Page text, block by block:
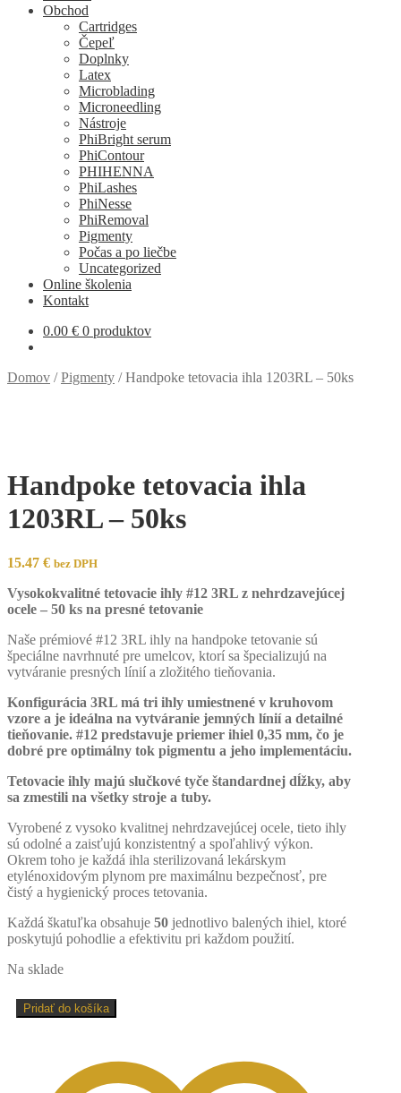
Obchod
Cartridges
Čepeľ
Doplnky
Latex
Microblading
Microneedling
Nástroje
PhiBright serum
PhiContour
PHIHENNA
PhiLashes
PhiNesse
PhiRemoval
Pigmenty
Počas a po liečbe
Uncategorized
Online školenia
Kontakt
0.00 € 0 produktov
Domov /Pigmenty /Handpoke tetovacia ihla 1203RL – 50ks
Handpoke tetovacia ihla
1203RL – 50ks
15.47 € bez DPH
Vysokokvalitné tetovacie ihly #12 3RL z nehrdzavejúcej
ocele – 50 ks na presné tetovanie
Naše prémiové #12 3RL ihly na handpoke tetovanie sú
špeciálne navrhnuté pre umelcov, ktorí sa špecializujú na
vytváranie presných línií a zložitého tieňovania.
Konfigurácia 3RL má tri ihly umiestnené v kruhovom
vzore a je ideálna na vytváranie jemných línií a detailné
tieňovanie. #12 predstavuje priemer ihiel 0,35 mm, čo je
dobré pre optimálny tok pigmentu a jeho implementáciu.
Tetovacie ihly majú slučkové tyče štandardnej dĺžky, aby
sa zmestili na všetky stroje a tuby.
Vyrobené z vysoko kvalitnej nehrdzavejúcej ocele, tieto ihly
sú odolné a zaisťujú konzistentný a spoľahlivý výkon.
Okrem toho je každá ihla sterilizovaná lekárskym
etylénoxidovým plynom pre maximálnu bezpečnosť, pre
čistý a hygienický proces tetovania.
Každá škatuľka obsahuje 50 jednotlivo balených ihiel, ktoré
poskytujú pohodlie a efektivitu pri každom použití.
Na sklade
množstvo
Handpoke
Pridať do košíka